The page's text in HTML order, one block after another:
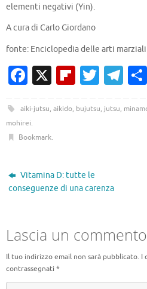
elementi negativi (Yin).
A cura di Carlo Giordano
fonte: Enciclopedia delle arti
Fa
e
b
o
k
X Fl
b
d
T
it
T
e
aiki-jutsu, aikido, bujutsu, jutsu,
mohirei.
Bookmark.
Vitamina D: tutte le
conseguenze di una carenza
Lascia un commento
Il tuo indirizzo email non sarà pubblicato. I
contrassegnati *